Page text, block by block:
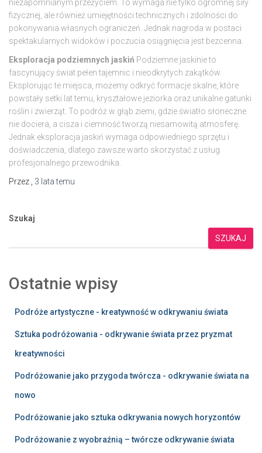
niezapomnianym przeżyciem. To wymaga nie tylko ogromnej siły
fizycznej, ale również umiejętności technicznych i zdolności do
pokonywania własnych ograniczeń. Jednak nagroda w postaci
spektakularnych widoków i poczucia osiągnięcia jest bezcenna.
Eksploracja podziemnych jaskiń Podziemne jaskinie to
fascynujący świat pełen tajemnic i nieodkrytych zakątków.
Eksplorując te miejsca, możemy odkryć formacje skalne, które
powstały setki lat temu, kryształowe jeziorka oraz unikalne gatunki
roślin i zwierząt. To podróż w głąb ziemi, gdzie światło słoneczne
nie dociera, a cisza i ciemność tworzą niesamowitą atmosferę.
Jednak eksploracja jaskiń wymaga odpowiedniego sprzętu i
doświadczenia, dlatego zawsze warto skorzystać z usług
profesjonalnego przewodnika.
Przez
3 latatemu
Szukaj
SZUKAJ
Ostatnie wpisy
Podróże artystyczne - kreatywność w odkrywaniu świata
Sztuka podróżowania - odkrywanie świata przez pryzmat
kreatywności
Podróżowanie jako przygoda twórcza - odkrywanie świata na
nowo
Podróżowanie jako sztuka odkrywania nowych horyzontów
Podróżowanie z wyobraźnią – twórcze odkrywanie świata